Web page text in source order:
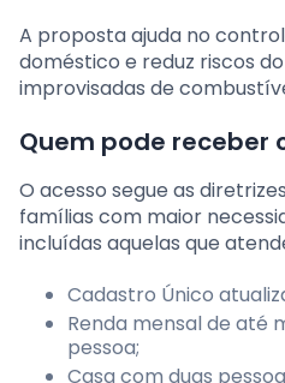
A proposta ajuda no
doméstico e reduz riscos
improvisadas de
Quem pode receber
O acesso segue as
famílias com maior
incluídas aquelas que
Cadastro Único
Renda mensal de até
pessoa;
Casa com duas